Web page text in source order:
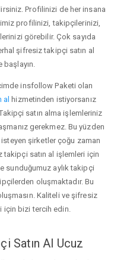
Profilinizi de her insana
profilinizi, takipçilerinizi,
görebilir. Çok sayıda
şifresiz takipçi satın al
insfollow Paketi olan
al hizmetinden istiyorsanız
satın alma işlemleriniz
gerekmez. Bu yüzden
şirketler çoğu zaman
takipçi satın al işlemleri için
sunduğumuz aylık takipçi
oluşmaktadır. Bu
Kaliteli ve şifresiz
için bizi tercih edin.
Satın Al Ucuz